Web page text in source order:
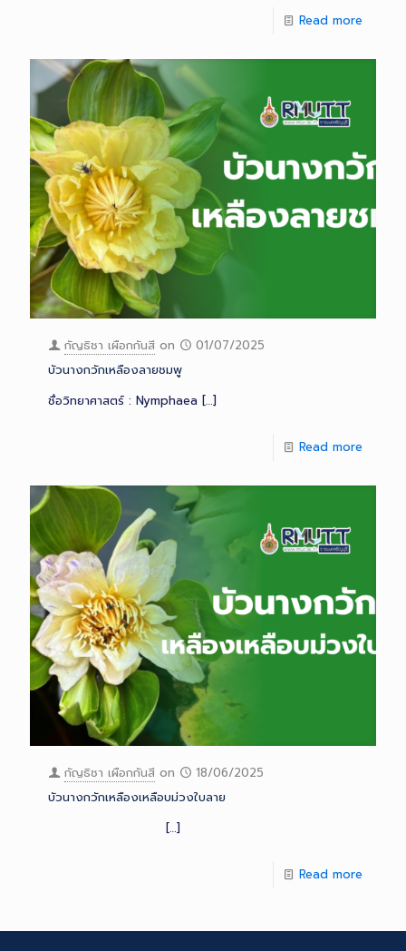
Read more
กัญธิชา เผือกกันสี on
01/07/2025
บัวนางกวักเหลืองลายชมพู
ชื่อวิทยาศาสตร์ : Nymphaea […]
Read more
กัญธิชา เผือกกันสี on
18/06/2025
บัวนางกวักเหลืองเหลือบม่วงใบลาย
[…]
Read more